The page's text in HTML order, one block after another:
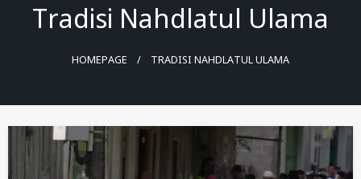
Tradisi Nahdlatul Ulama
HOMEPAGE TRADISI NAHDLATUL ULAMA